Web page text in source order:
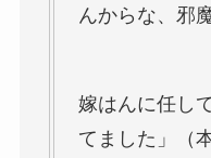
んからな、邪
嫁はんに任し
てました」（